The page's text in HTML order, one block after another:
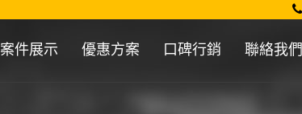
案件展示 優惠方案 口碑行銷 聯絡我們